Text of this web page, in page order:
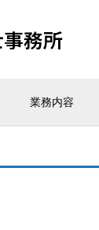
務所
業務内容